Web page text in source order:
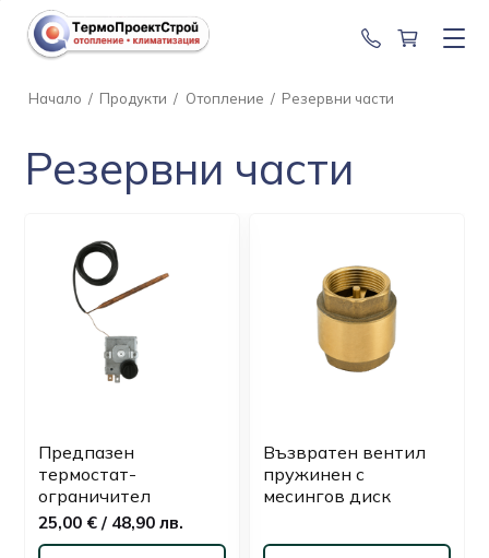
0888 201
Начало / Продукти / Отопление / Резервни части
Резервни части
Предпазен
термостат-
ограничител
25,00 € / 48,90 лв.
Възвратен вентил
пружинен с
месингов диск